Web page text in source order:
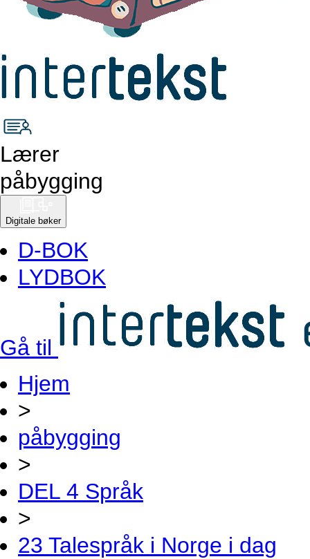
Lærer
påbygging
Digitale bøker
D-BOK
LYDBOK
Gå til
Hjem
>
påbygging
>
DEL 4 Språk
>
23 Talespråk i Norge i dag